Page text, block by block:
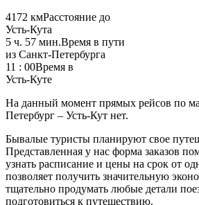
4172 кмРасстояние до
Усть-Кута
5 ч. 57 мин.Время в пути
из Санкт-Петербурга
11 : 00Время в
Усть-Куте
На данный момент прямых рейсов по
Петербург – Усть-Кут нет.
Бывалые туристы планируют свое
Представленная у нас форма заказов
узнать расписание и цены на срок от
позволяет получить значительную
тщательно продумать любые детали
подготовиться к путешествию.